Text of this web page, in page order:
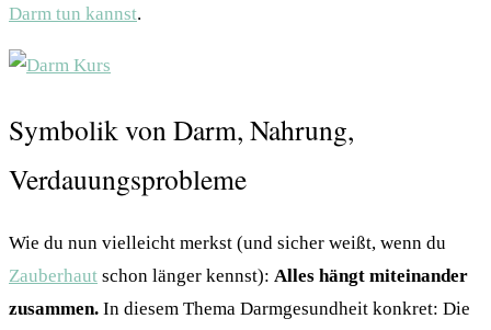
Darm tun kannst.
Symbolik von Darm, Nahrung,
Verdauungsprobleme
Wie du nun vielleicht merkst (und sicher weißt, wenn du
Zauberhaut schon länger kennst): Alles hängt miteinander
zusammen. In diesem Thema Darmgesundheit konkret: Die